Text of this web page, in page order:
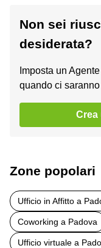
Non sei
desiderata?
Imposta un
quando ci
Crea
Zone popolari
Ufficio in Affitto a
Coworking a Padova
Ufficio virtuale a